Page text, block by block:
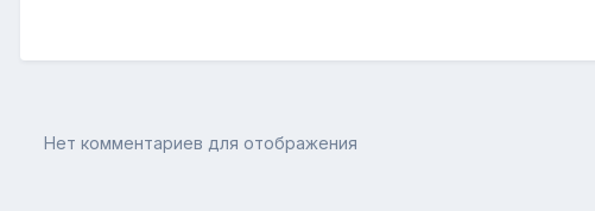
Нет комментариев для отображения